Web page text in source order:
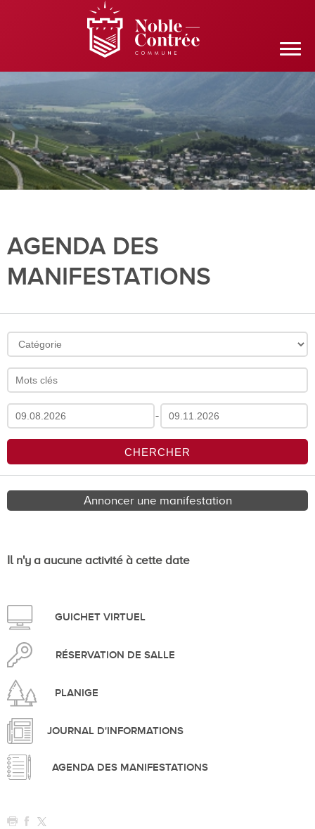
AGENDA DES
MANIFESTATIONS
-
Annoncer une manifestation
Il n'y a aucune activité à cette date
GUICHET VIRTUEL
RÉSERVATION DE SALLE
PLANIGE
JOURNAL D'INFORMATIONS
AGENDA DES MANIFESTATIONS